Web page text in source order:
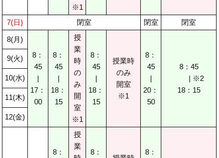
※1
7(日) 閉室 閉室 閉室
8(月)
8：
45
|
17：
00
8：
45
|
18：
15
授
業
時
の
み
開
室
※1
8：
45
|
18：
15
授業時
のみ
開室
※1
8：
45
|
20：
50
8：45
| ※2
18：15
9(火)
10(水)
11(木)
12(金)
8：
授
業
8：
8：